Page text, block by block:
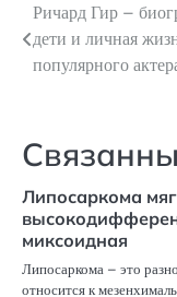
Навигация
по
Ричард Гир –
дети и личная
популярного
Липосаркома
миксоидная
Липосаркома – это
относится к